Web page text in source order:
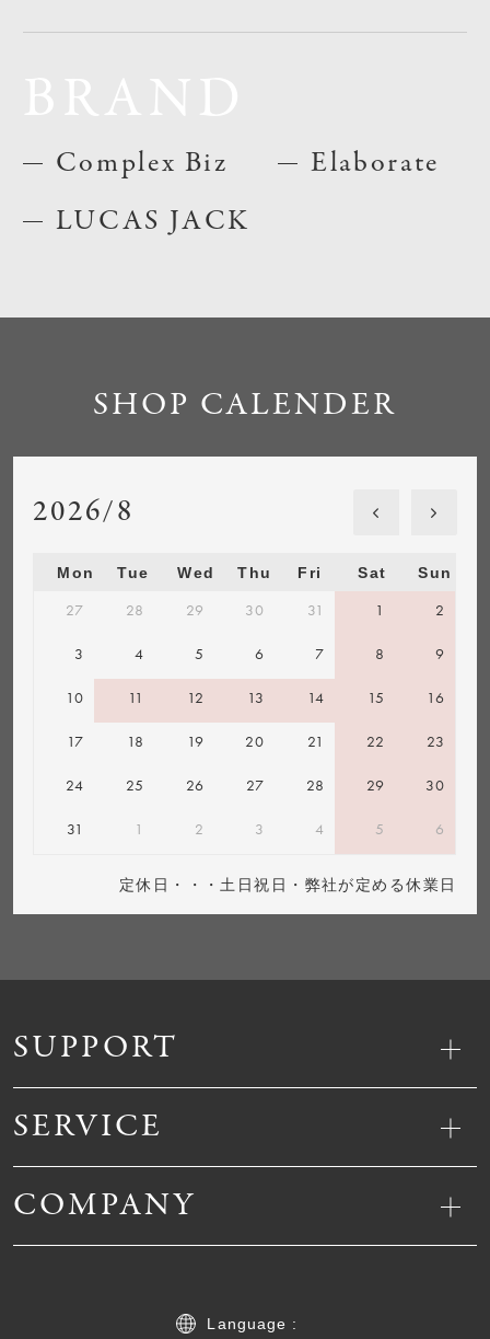
Complex Biz
LUCAS JACK
Elaborate
SUPPORT
SERVICE
COMPANY
Language :
SHOP CALENDER
2026/8
Mon Tue Wed Thu Fri Sat Sun
27 28 29 30 31 1 2
3 4 5 6 7 8 9
10 11 12 13 14 15 16
17 18 19 20 21 22 23
24 25 26 27 28 29 30
31 1 2 3 4 5 6
定休日・・・土日祝日・弊社が定める休業日